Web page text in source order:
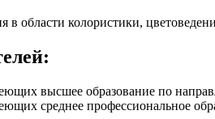
в области колористики,
высшее образование по
среднее профессиональное